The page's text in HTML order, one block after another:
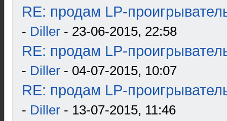
RE: продам LP-
- Diller - 23-06-2015, 22:58
RE: продам LP-
- Diller - 04-07-2015, 10:07
RE: продам LP-
- Diller - 13-07-2015, 11:46